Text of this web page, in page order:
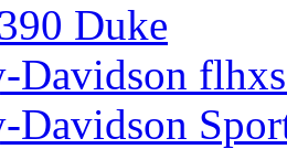
Duke
Davidson
Davidson